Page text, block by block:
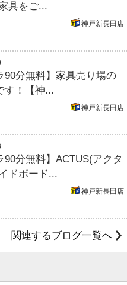
具をご...
神戸新長田店
90分無料】家具売り場の
す！【神...
神戸新長田店
90分無料】ACTUS(アクタ
ドボード...
神戸新長田店
関連するブログ一覧へ